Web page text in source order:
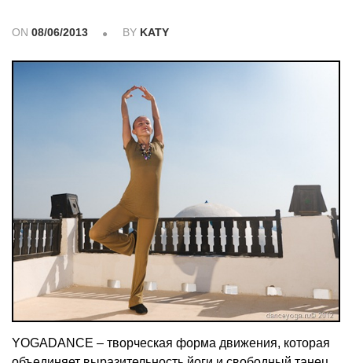
ON 08/06/2013 BY KATY
YOGADANCE – творческая форма движения, которая